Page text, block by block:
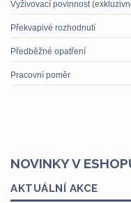
Vyživovací povinnost
Překvapivé rozhodnutí
Předběžné opatření
Pracovní poměr
NOVINKY V
AKTUÁLNÍ AKCE